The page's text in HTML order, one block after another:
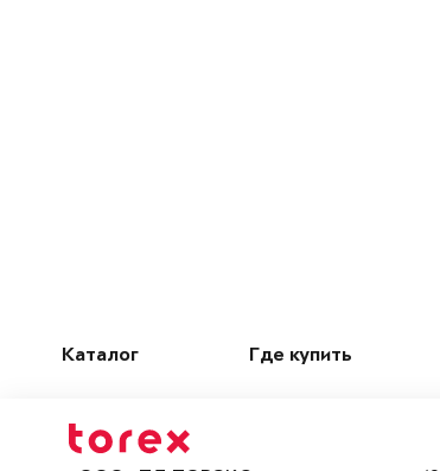
Каталог Где купить